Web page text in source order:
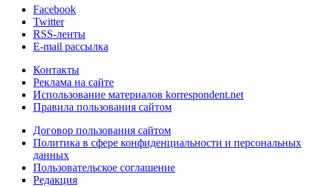
Facebook
Twitter
RSS-ленты
E-mail рассылка
Контакты
Реклама на сайте
Использование материалов korrespondent.net
Правила пользования сайтом
Договор пользования сайтом
Политика в сфере конфиденциальности и персональных
данных
Пользовательское соглашение
Редакция